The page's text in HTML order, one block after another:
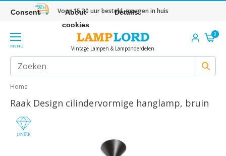
Voor 15.30 uur besteld, morgen in huis
MENU Vintage Lampen & Lamponderdelen
0
Home
Raak Design cilindervormige hanglamp, bruin
Consent
About
cookies
Details